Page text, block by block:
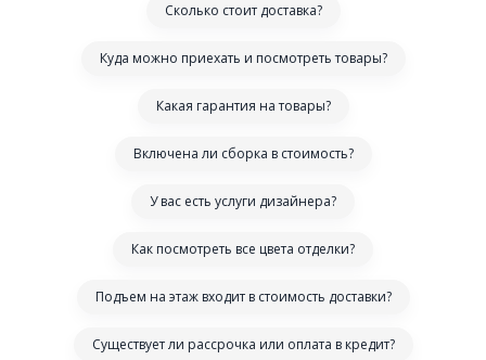
Сколько стоит доставка?
Куда можно приехать и посмотреть товары?
Какая гарантия на товары?
Включена ли сборка в стоимость?
У вас есть услуги дизайнера?
Как посмотреть все цвета отделки?
Подъем на этаж входит в стоимость доставки?
Существует ли рассрочка или оплата в кредит?